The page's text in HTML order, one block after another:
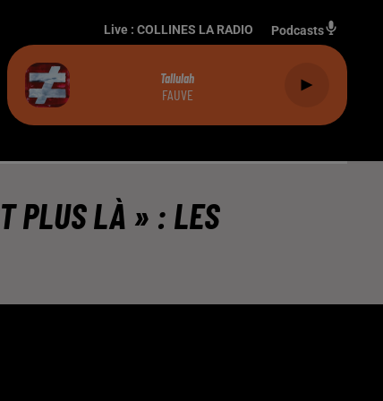
Live : COLLINES LA RADIO Podcasts
Tallulah
FAUVE
PLUS LÀ » : LES